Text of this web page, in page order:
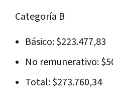
Categoría B
Básico: $223.477,83
No remunerativo:
Total: $273.760,34